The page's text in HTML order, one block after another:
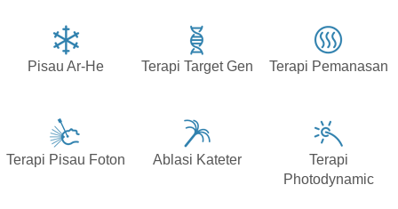
Pisau Ar-He Terapi Target Gen Terapi Pemanasan
Terapi Pisau Foton Ablasi Kateter
Terapi
Photodynamic